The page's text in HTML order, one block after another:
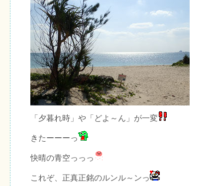
「夕暮れ時」や「どよ～ん」が一変
きたーーーっ
快晴の青空っっっ
これぞ、正真正銘のルンル～ンっ